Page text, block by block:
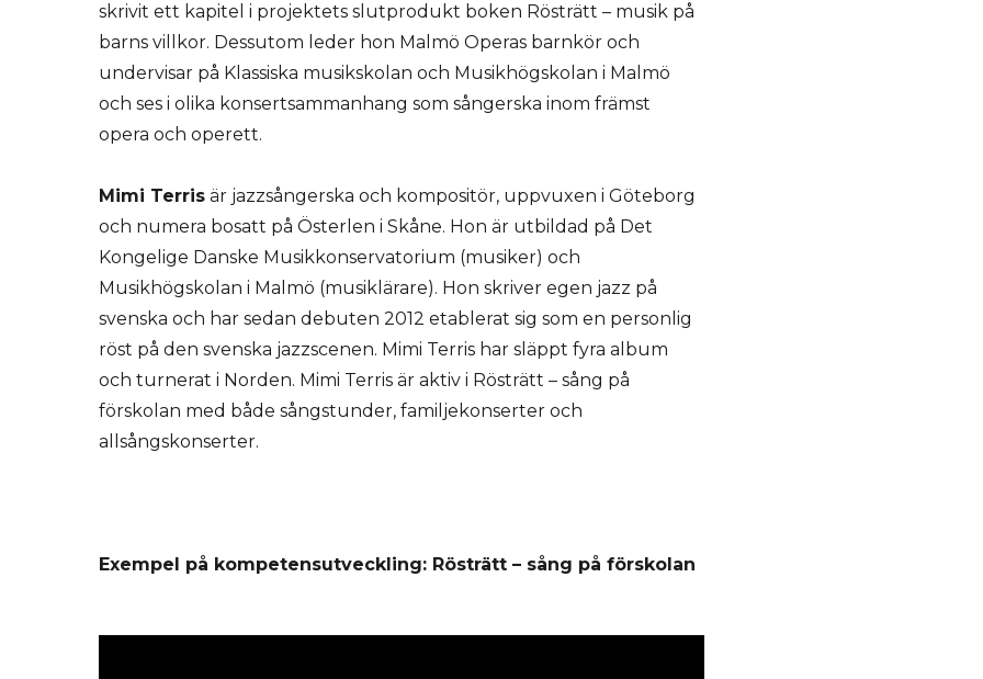
skrivit ett kapitel i projektets slutprodukt boken Rösträtt – musik på
barns villkor. Dessutom leder hon Malmö Operas barnkör och
undervisar på Klassiska musikskolan och Musikhögskolan i Malmö
och ses i olika konsertsammanhang som sångerska inom främst
opera och operett.
Mimi Terris är jazzsångerska och kompositör, uppvuxen i Göteborg
och numera bosatt på Österlen i Skåne. Hon är utbildad på Det
Kongelige Danske Musikkonservatorium (musiker) och
Musikhögskolan i Malmö (musiklärare). Hon skriver egen jazz på
svenska och har sedan debuten 2012 etablerat sig som en personlig
röst på den svenska jazzscenen. Mimi Terris har släppt fyra album
och turnerat i Norden. Mimi Terris är aktiv i Rösträtt – sång på
förskolan med både sångstunder, familjekonserter och
allsångskonserter.
Exempel på kompetensutveckling: Rösträtt – sång på förskolan